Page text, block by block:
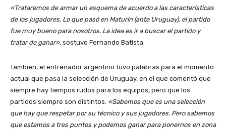
«Trataremos de armar un esquema de acuerdo a las características
de los jugadores. Lo que pasó en Maturín (ante Uruguay), el partido
fue muy bueno para nosotros. La idea es ir a buscar el partido y
tratar de ganar», sostuvo Fernando Batista
También, el entrenador argentino tuvo palabras para el momento
actual que pasa la selección de Uruguay, en el que comentó que
siempre hay tiempos rudos para los equipos, pero que los
partidos siempre son distintos. «Sabemos que es una selección
que hay que respetar por su técnico y sus jugadores. Pero sabemos
que estamos a tres puntos y podemos ganar para ponernos en zona